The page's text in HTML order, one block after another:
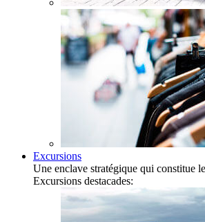
Excursions
Une enclave stratégique qui constitue
Excursions destacades: